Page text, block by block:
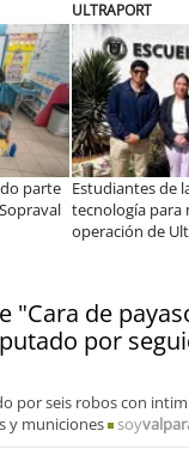
la
BANCO DE
Educación
privada se
encuentro
abordar
"Cara de
por
por seis robos con
y municiones
soy